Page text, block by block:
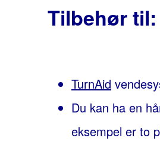
Tilbehør
TurnAid
Du kan ha en
eksempel er to